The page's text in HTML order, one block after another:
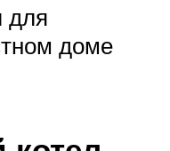
для
доме